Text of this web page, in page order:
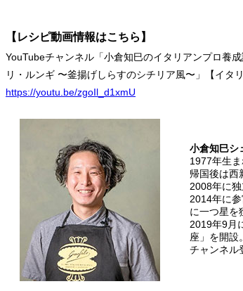
【レシピ動画情報はこちら】
YouTubeチャンネル「小倉知巳のイタリアンプロ養
リ・ルンギ 〜釜揚げしらすのシチリア風〜」【イタ
https://youtu.be/zgoIl_d1xmU
小倉知巳
1977年生ま
帰国後は西
2008年に
2014年に
に一つ星を
2019年9月
座」を開設。
チャンネル